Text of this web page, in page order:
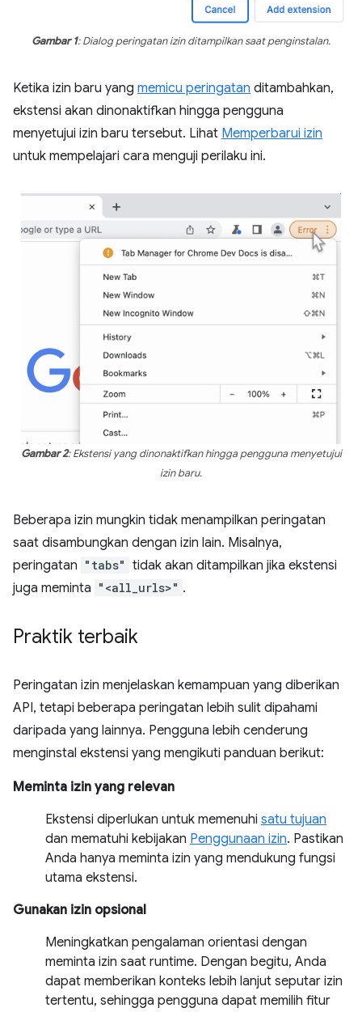
Gambar 1: Dialog peringatan izin ditampilkan saat penginstalan.
Ketika izin baru yang memicu peringatan ditambahkan,
ekstensi akan dinonaktifkan hingga pengguna
menyetujui izin baru tersebut. Lihat Memperbarui izin
untuk mempelajari cara menguji perilaku ini.
Gambar 2: Ekstensi yang dinonaktifkan hingga pengguna menyetujui
izin baru.
Beberapa izin mungkin tidak menampilkan peringatan
saat disambungkan dengan izin lain. Misalnya,
peringatan "tabs" tidak akan ditampilkan jika ekstensi
juga meminta "<all_urls>" .
Praktik terbaik
Peringatan izin menjelaskan kemampuan yang diberikan
API, tetapi beberapa peringatan lebih sulit dipahami
daripada yang lainnya. Pengguna lebih cenderung
menginstal ekstensi yang mengikuti panduan berikut:
Meminta izin yang relevan
Ekstensi diperlukan untuk memenuhi satu tujuan
dan mematuhi kebijakan Penggunaan izin. Pastikan
Anda hanya meminta izin yang mendukung fungsi
utama ekstensi.
Gunakan izin opsional
Meningkatkan pengalaman orientasi dengan
meminta izin saat runtime. Dengan begitu, Anda
dapat memberikan konteks lebih lanjut seputar izin
tertentu, sehingga pengguna dapat memilih fitur